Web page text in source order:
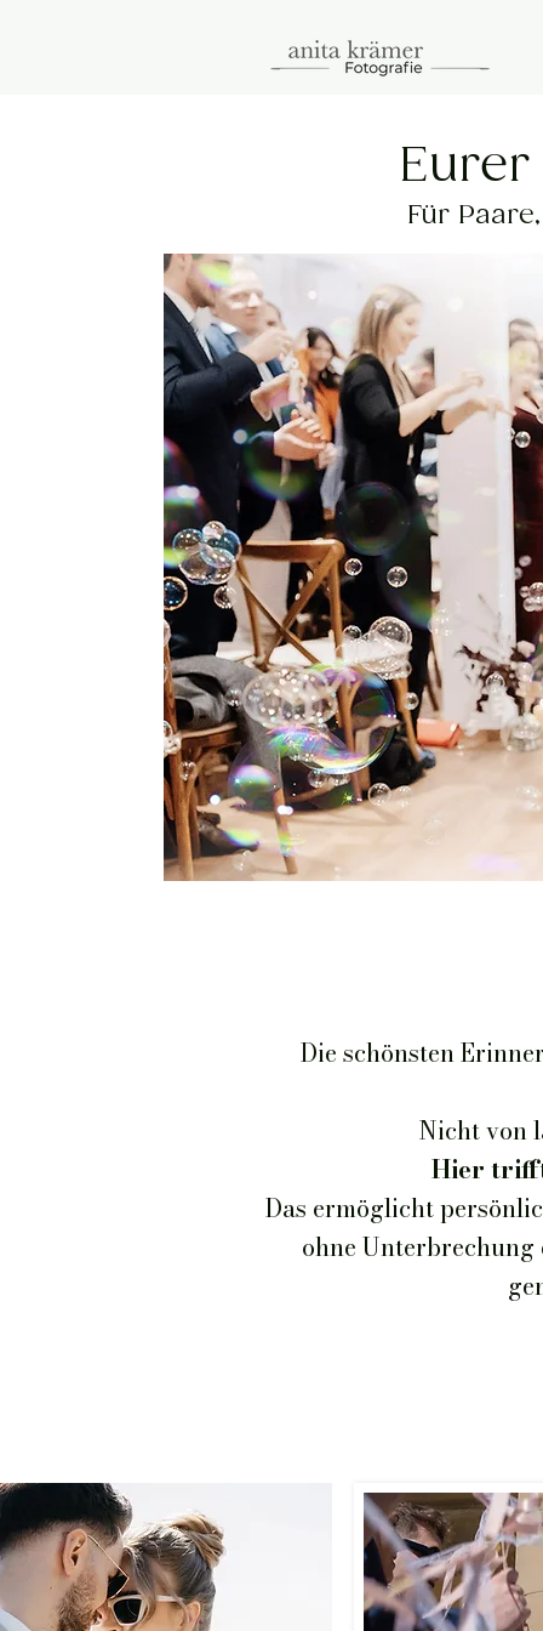
Für
Die schönsten
Nicht von
Hier
Das ermöglicht
ohne Unterbrechung